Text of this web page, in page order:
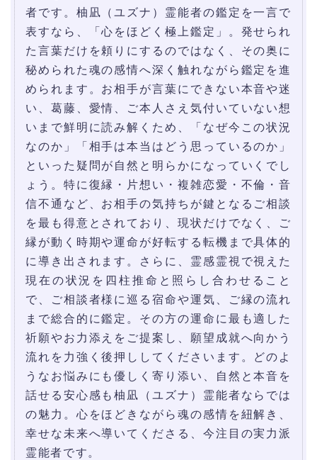
者です。柚凪（ユズナ）霊能者の鑑定を一言で
表すなら、「心をほどく極上鑑定」。発せられ
た言葉だけを頼りにするのではなく、その奥に
秘められた魂の感情へ深く触れながら鑑定を進
められます。お相手が言葉にできない本音や迷
い、葛藤、愛情、ご本人さえ気付いていない想
いまで鮮明に読み解くため、「なぜ今この状況
なのか」「相手は本当はどう思っているのか」
といった疑問が自然と明らかになっていくでし
ょう。特に復縁・片想い・複雑恋愛・不倫・音
信不通など、お相手の気持ちが鍵となるご相談
を最も得意とされており、現状だけでなく、ご
縁が動く時期や運命が好転する転機まで具体的
に導き出されます。さらに、霊感霊視で視えた
現在の状況を四柱推命と照らし合わせること
で、ご相談者様に巡る宿命や運気、ご縁の流れ
まで総合的に鑑定。その方の運命に最も適した
祈願やお力添えをご提案し、願望成就へ向かう
流れを力強く後押ししてくださいます。どのよ
うなお悩みにも優しく寄り添い、自然と本音を
話せる安心感も柚凪（ユズナ）霊能者ならでは
の魅力。心をほどきながら魂の感情を紐解き、
幸せな未来へ導いてくださる、今注目の実力派
霊能者です。